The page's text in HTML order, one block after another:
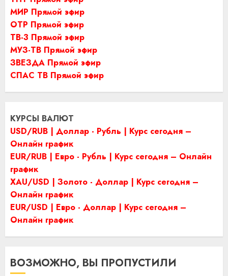
МИР Прямой эфир
ОТР Прямой эфир
ТВ-3 Прямой эфир
МУЗ-ТВ Прямой эфир
ЗВЕЗДА Прямой эфир
СПАС ТВ Прямой эфир
КУРСЫ ВАЛЮТ
USD/RUB | Доллар - Рубль | Курс сегодня –
Онлайн график
EUR/RUB | Евро - Рубль | Курс сегодня – Онлайн
график
XAU/USD | Золото - Доллар | Курс сегодня –
Онлайн график
EUR/USD | Евро - Доллар | Курс сегодня –
Онлайн график
ВОЗМОЖНО, ВЫ ПРОПУСТИЛИ